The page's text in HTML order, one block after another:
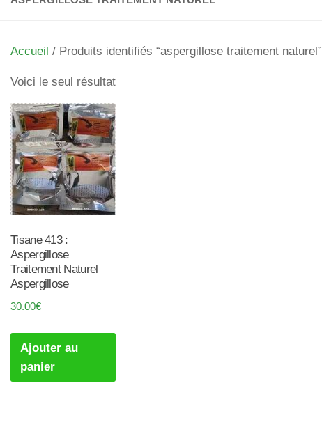
Accueil / Produits identifiés “aspergillose traitement naturel”
Voici le seul résultat
Tisane 413 :
Aspergillose
Traitement Naturel
Aspergillose
30.00€
Ajouter au
panier